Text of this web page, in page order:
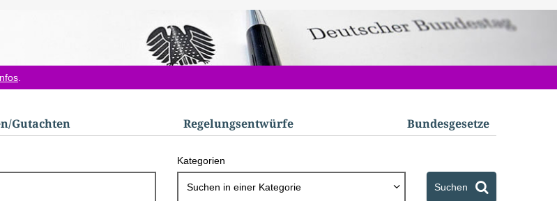
​Gutachten Regelungs­entwürfe Bundes­gesetze
Kategorien
Suchen in einer Kategorie Suchen